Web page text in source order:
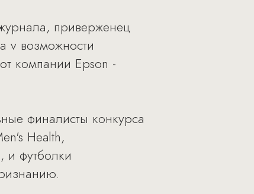
приверженец
v возможности
компании Epson -
финалисты конкурса
Health,
футболки